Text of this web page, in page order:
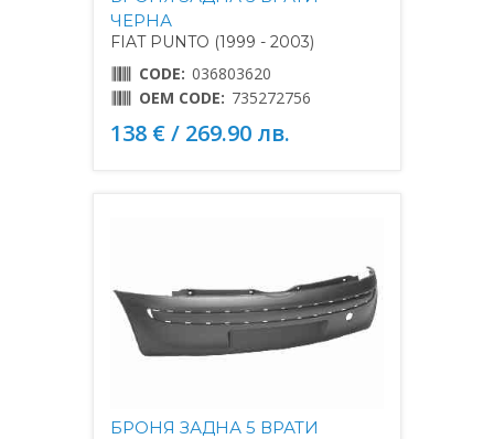
ЧЕРНА
FIAT PUNTO (1999 - 2003)
CODE: 036803620
OEM CODE: 735272756
138 € / 269.90 лв.
БРОНЯ ЗАДНА 5 ВРАТИ